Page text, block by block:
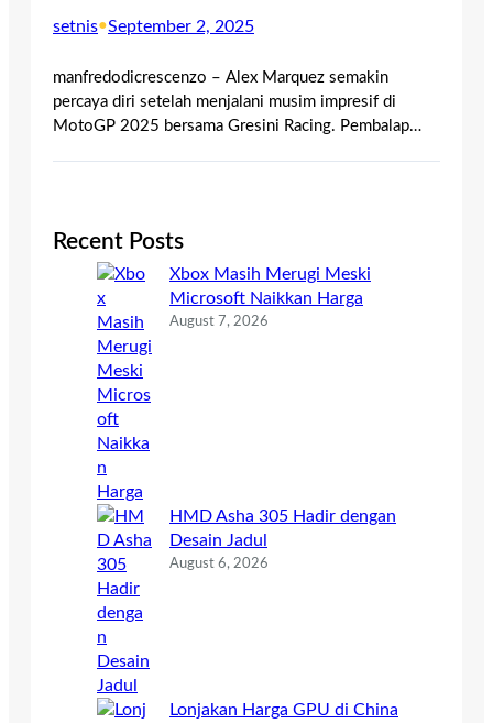
setnis•September 2, 2025
manfredodicrescenzo – Alex Marquez semakin
percaya diri setelah menjalani musim impresif di
MotoGP 2025 bersama Gresini Racing. Pembalap…
Recent Posts
Xbox Masih Merugi Meski
Microsoft Naikkan Harga
August 7, 2026
HMD Asha 305 Hadir dengan
Desain Jadul
August 6, 2026
Lonjakan Harga GPU di China